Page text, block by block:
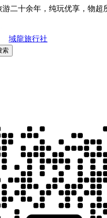
二十余年，纯玩优享，物超
域龍旅行社
索